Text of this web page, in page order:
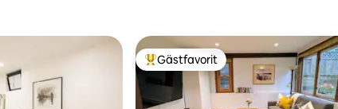
Populär gästfavorit
Gästfavorit